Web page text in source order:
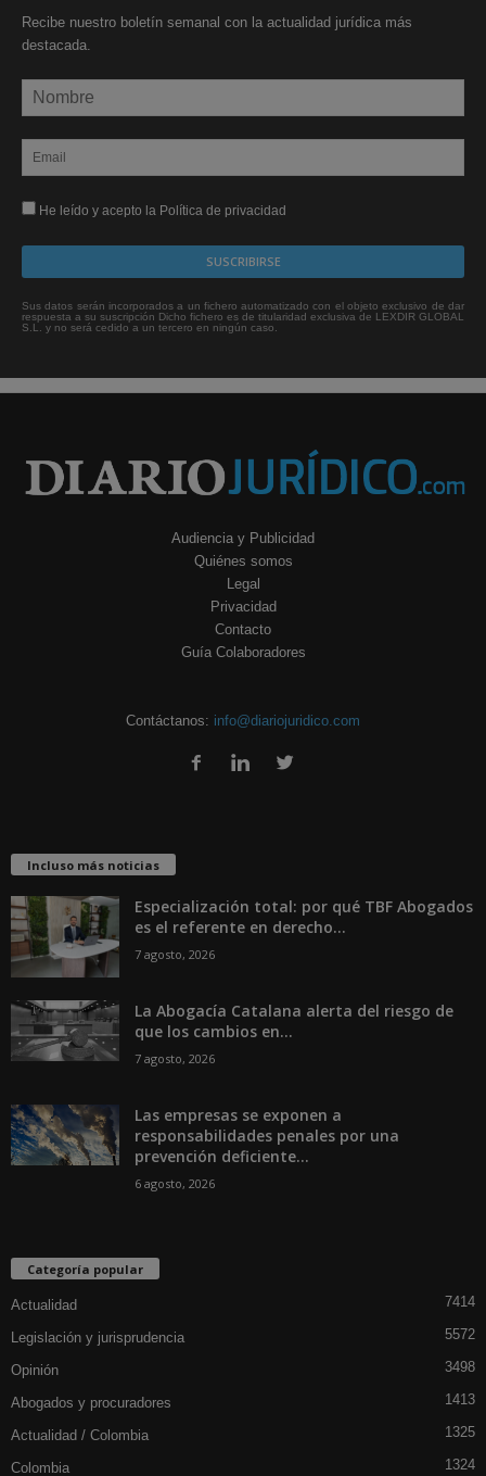
Recibe nuestro boletín semanal con la actualidad jurídica más
destacada.
He leído y acepto la Política de privacidad
Sus datos serán incorporados a un fichero automatizado con el objeto exclusivo de dar
respuesta a su suscripción Dicho fichero es de titularidad exclusiva de LEXDIR GLOBAL
S.L. y no será cedido a un tercero en ningún caso.
Audiencia y Publicidad
Quiénes somos
Legal
Privacidad
Contacto
Guía Colaboradores
Contáctanos: info@diariojuridico.com
Incluso más noticias
Especialización total: por qué TBF Abogados
es el referente en derecho...
7 agosto, 2026
La Abogacía Catalana alerta del riesgo de
que los cambios en...
7 agosto, 2026
Las empresas se exponen a
responsabilidades penales por una
prevención deficiente...
6 agosto, 2026
Categoría popular
Actualidad 7414
Legislación y jurisprudencia 5572
Opinión 3498
Abogados y procuradores 1413
Actualidad / Colombia 1325
Colombia 1324